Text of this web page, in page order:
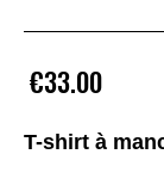
T-shirt à
€33.00